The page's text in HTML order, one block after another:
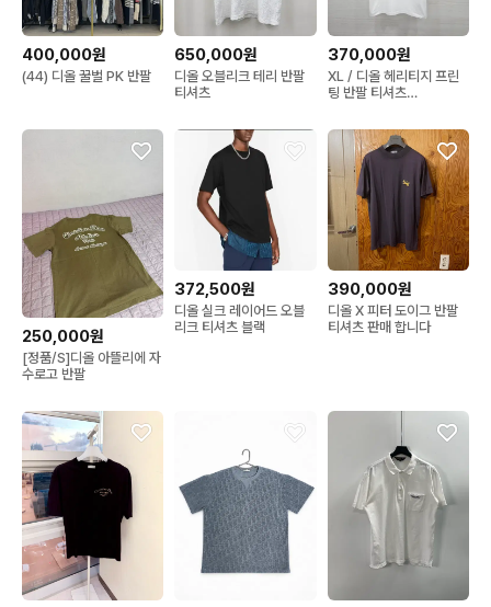
400,000원
(44) 디올 꿀벌 PK 반팔
650,000원
디올 오블리크 테리 반팔
티셔츠
370,000원
XL / 디올 헤리티지 프린
팅 반팔 티셔츠
250,000원
[정품/S]디올 아뜰리에 자
수로고 반팔
372,500원
디올 실크 레이어드 오블
리크 티셔츠 블랙
390,000원
디올 X 피터 도이그 반팔
티셔츠 판매 합니다